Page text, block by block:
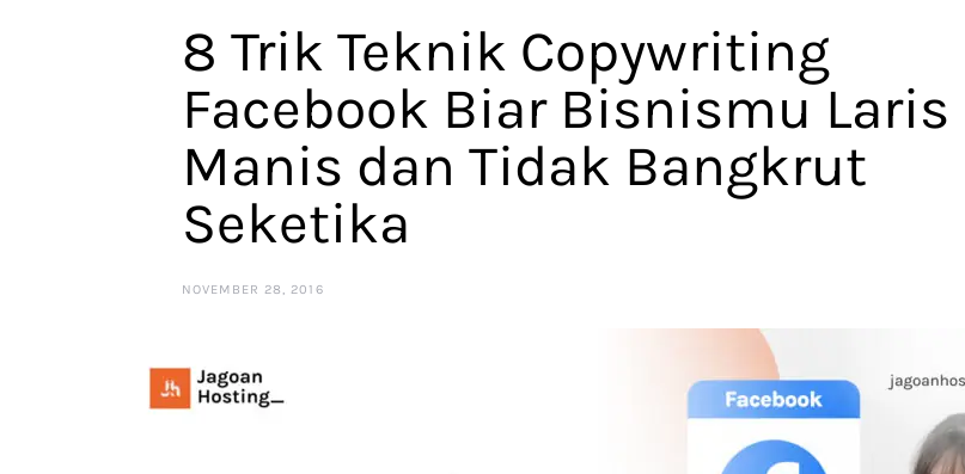
8 Trik Teknik Copywriting
Facebook Biar Bisnismu Laris
Manis dan Tidak Bangkrut
Seketika
NOVEMBER 28, 2016